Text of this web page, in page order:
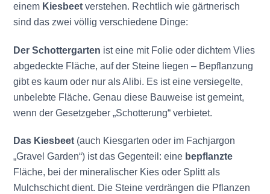
einem Kiesbeet verstehen. Rechtlich wie gärtnerisch
sind das zwei völlig verschiedene Dinge:
Der Schottergarten ist eine mit Folie oder dichtem Vlies
abgedeckte Fläche, auf der Steine liegen – Bepflanzung
gibt es kaum oder nur als Alibi. Es ist eine versiegelte,
unbelebte Fläche. Genau diese Bauweise ist gemeint,
wenn der Gesetzgeber „Schotterung“ verbietet.
Das Kiesbeet (auch Kiesgarten oder im Fachjargon
„Gravel Garden“) ist das Gegenteil: eine bepflanzte
Fläche, bei der mineralischer Kies oder Splitt als
Mulchschicht dient. Die Steine verdrängen die Pflanzen